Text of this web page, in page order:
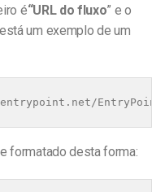
é“URL do fluxo” e o
está um exemplo de um
EntryPoint
formatado desta forma: